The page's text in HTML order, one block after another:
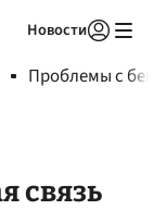
Новости
Проблемы с
связь